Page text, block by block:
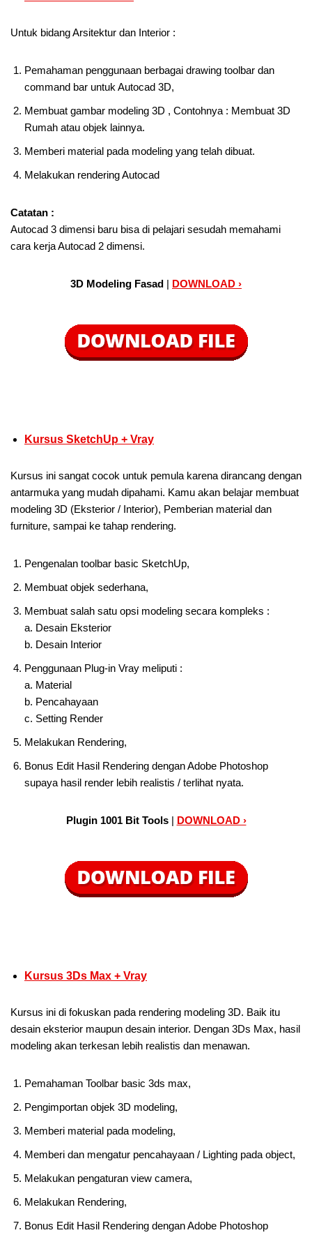
Untuk bidang Arsitektur dan Interior :
Pemahaman penggunaan berbagai drawing toolbar dan
command bar untuk Autocad 3D,
Membuat gambar modeling 3D , Contohnya : Membuat 3D
Rumah atau objek lainnya.
Memberi material pada modeling yang telah dibuat.
Melakukan rendering Autocad
Catatan :
Autocad 3 dimensi baru bisa di pelajari sesudah memahami
cara kerja Autocad 2 dimensi.
3D Modeling Fasad | DOWNLOAD ›
Kursus SketchUp + Vray
Kursus ini sangat cocok untuk pemula karena dirancang dengan
antarmuka yang mudah dipahami. Kamu akan belajar membuat
modeling 3D (Eksterior / Interior), Pemberian material dan
furniture, sampai ke tahap rendering.
Pengenalan toolbar basic SketchUp,
Membuat objek sederhana,
Membuat salah satu opsi modeling secara kompleks :
a. Desain Eksterior
b. Desain Interior
Penggunaan Plug-in Vray meliputi :
a. Material
b. Pencahayaan
c. Setting Render
Melakukan Rendering,
Bonus Edit Hasil Rendering dengan Adobe Photoshop
supaya hasil render lebih realistis / terlihat nyata.
Plugin 1001 Bit Tools | DOWNLOAD ›
Kursus 3Ds Max + Vray
Kursus ini di fokuskan pada rendering modeling 3D. Baik itu
desain eksterior maupun desain interior. Dengan 3Ds Max, hasil
modeling akan terkesan lebih realistis dan menawan.
Pemahaman Toolbar basic 3ds max,
Pengimportan objek 3D modeling,
Memberi material pada modeling,
Memberi dan mengatur pencahayaan / Lighting pada object,
Melakukan pengaturan view camera,
Melakukan Rendering,
Bonus Edit Hasil Rendering dengan Adobe Photoshop